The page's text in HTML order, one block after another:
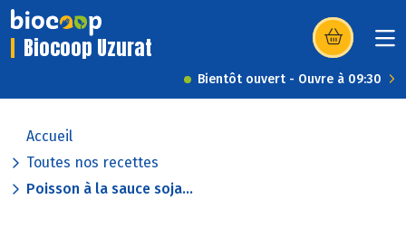
Biocoop Uzurat (s’ouvre dans
Bientôt ouvert - Ouvre à 09:30
Accueil
Toutes nos recettes
Poisson à la sauce soja...